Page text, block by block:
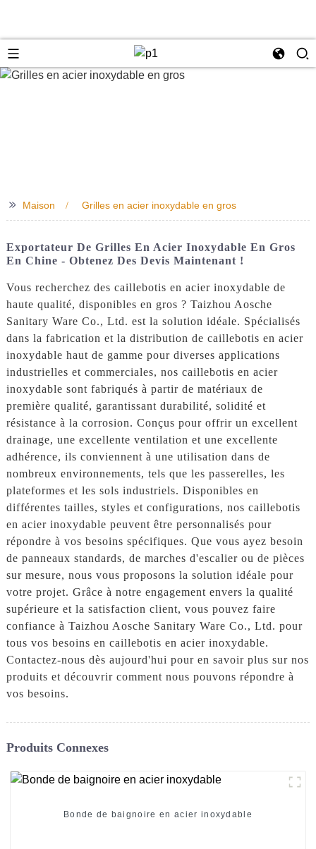
>> Maison Grilles en acier inoxydable en gros
Exportateur De Grilles En Acier Inoxydable En Gros
En Chine - Obtenez Des Devis Maintenant !
Vous recherchez des caillebotis en acier inoxydable de
haute qualité, disponibles en gros ? Taizhou Aosche
Sanitary Ware Co., Ltd. est la solution idéale. Spécialisés
dans la fabrication et la distribution de caillebotis en acier
inoxydable haut de gamme pour diverses applications
industrielles et commerciales, nos caillebotis en acier
inoxydable sont fabriqués à partir de matériaux de
première qualité, garantissant durabilité, solidité et
résistance à la corrosion. Conçus pour offrir un excellent
drainage, une excellente ventilation et une excellente
adhérence, ils conviennent à une utilisation dans de
nombreux environnements, tels que les passerelles, les
plateformes et les sols industriels. Disponibles en
différentes tailles, styles et configurations, nos caillebotis
en acier inoxydable peuvent être personnalisés pour
répondre à vos besoins spécifiques. Que vous ayez besoin
de panneaux standards, de marches d'escalier ou de pièces
sur mesure, nous vous proposons la solution idéale pour
votre projet. Grâce à notre engagement envers la qualité
supérieure et la satisfaction client, vous pouvez faire
confiance à Taizhou Aosche Sanitary Ware Co., Ltd. pour
tous vos besoins en caillebotis en acier inoxydable.
Contactez-nous dès aujourd'hui pour en savoir plus sur nos
produits et découvrir comment nous pouvons répondre à
vos besoins.
Produits Connexes
Bonde de baignoire en acier inoxydable